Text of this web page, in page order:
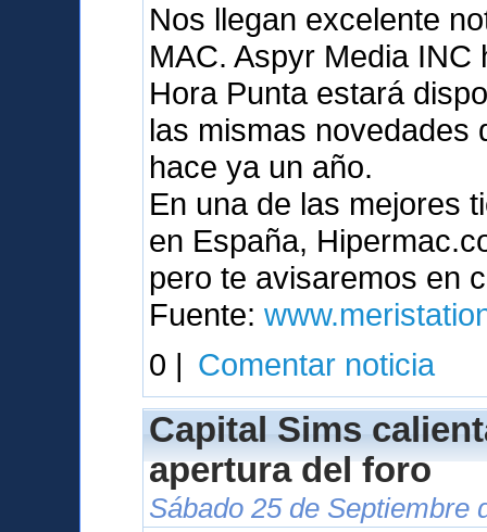
Nos llegan excelente
MAC. Aspyr Media
Hora Punta estará
las mismas novedades
hace ya un año.
En una de las mejores
en España,
pero te avisaremos en
Fuente:
0 | Comentar noticia
Capital Sims
apertura del foro
Sábado 25 de Septiembre